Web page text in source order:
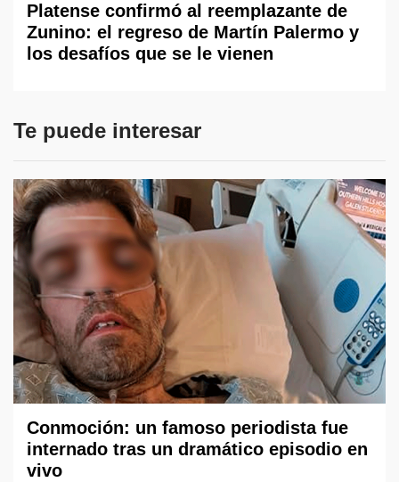
Platense confirmó al reemplazante de
Zunino: el regreso de Martín Palermo y
los desafíos que se le vienen
Te puede interesar
Conmoción: un famoso periodista fue
internado tras un dramático episodio en
vivo